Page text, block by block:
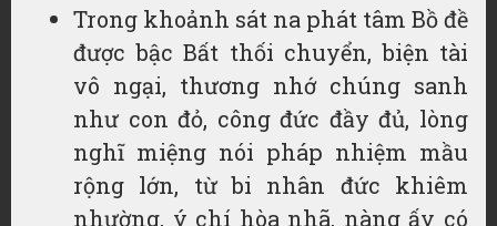
Trong khoảnh sát na phát tâm Bồ đề
được bậc Bất thối chuyển, biện tài
vô ngại, thương nhớ chúng sanh
như con đỏ, công đức đầy đủ, lòng
nghĩ miệng nói pháp nhiệm mầu
rộng lớn, từ bi nhân đức khiêm
nhường, ý chí hòa nhã, nàng ấy có